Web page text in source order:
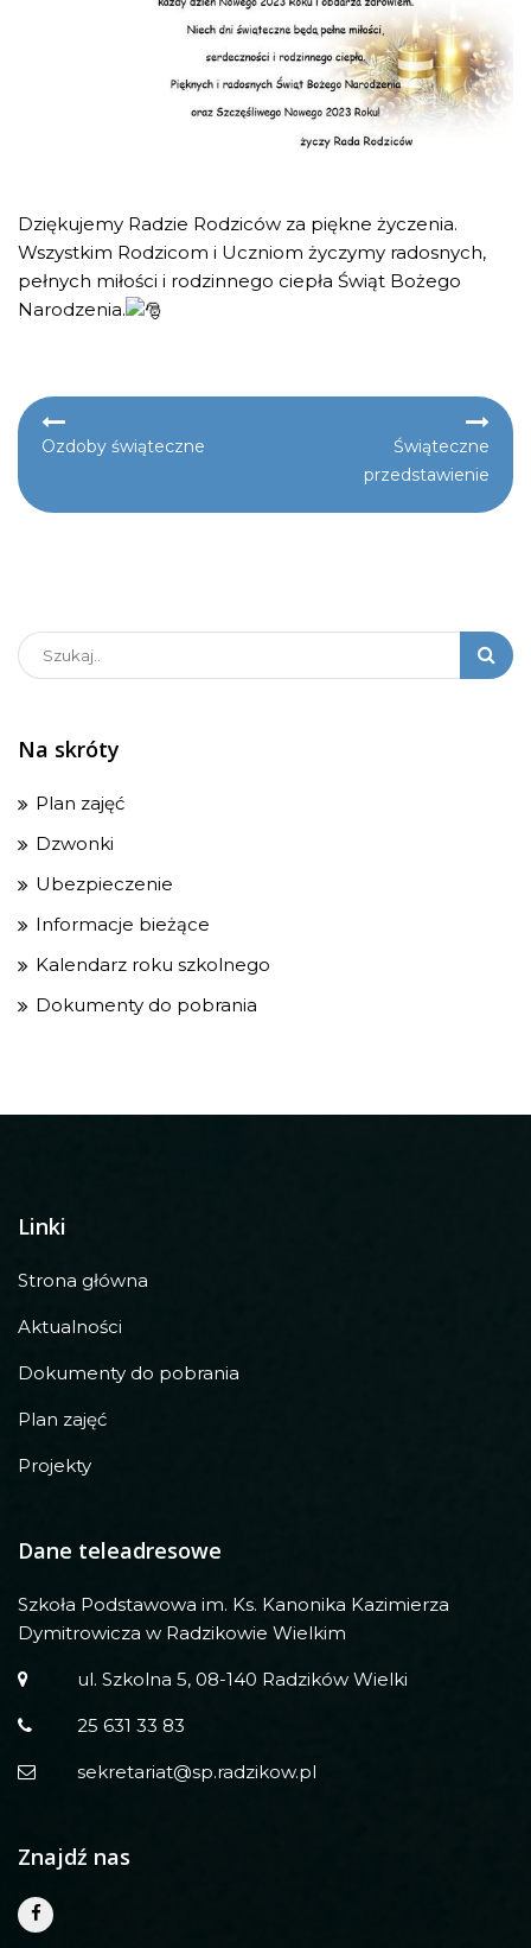
Dziękujemy Radzie Rodziców za piękne życzenia.
Wszystkim Rodzicom i Uczniom życzymy radosnych,
pełnych miłości i rodzinnego ciepła Świąt Bożego
Narodzenia.
Nawigacja
wpisu
Ozdoby świąteczne
Świąteczne
przedstawienie
Na skróty
Plan zajęć
Dzwonki
Ubezpieczenie
Informacje bieżące
Kalendarz roku szkolnego
Dokumenty do pobrania
Linki
Strona główna
Aktualności
Dokumenty do pobrania
Plan zajęć
Projekty
Dane teleadresowe
Szkoła Podstawowa im. Ks. Kanonika Kazimierza
Dymitrowicza w Radzikowie Wielkim
ul. Szkolna 5, 08-140 Radzików Wielki
25 631 33 83
sekretariat@sp.radzikow.pl
Znajdź nas